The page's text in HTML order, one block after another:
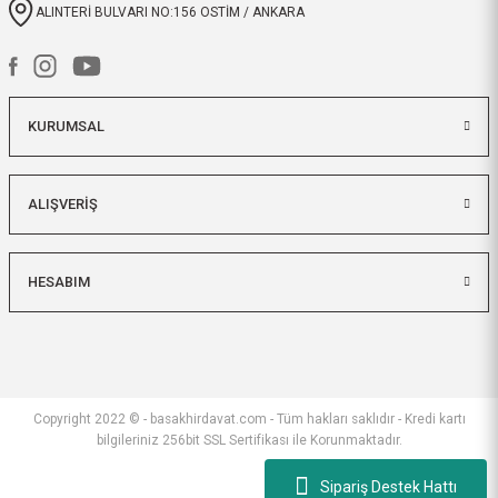
Sipariş Destek Hattı
kargolama. sıkıntısız bir alışveriş
O... B... | 07/03/2026
etmişiz aslında.
hızlı kargo ve itinalı paketleme.
ALINTERİ BULVARI NO:156 OSTİM / ANKARA
KURUMSAL
ALIŞVERİŞ
HESABIM
Copyright 2022 © - basakhirdavat.com - Tüm hakları saklıdır - Kredi kartı
bilgileriniz 256bit SSL Sertifikası ile Korunmaktadır.